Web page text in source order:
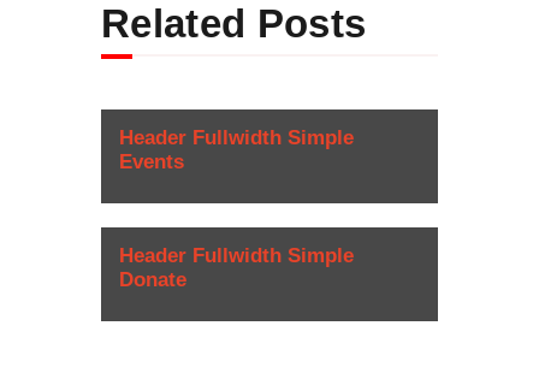
Related Posts
Header Fullwidth Simple
Events
Header Fullwidth Simple
Donate